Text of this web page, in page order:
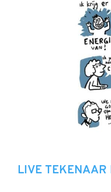
LIVE